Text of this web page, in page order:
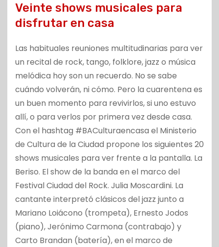
Veinte shows musicales para
disfrutar en casa
Las habituales reuniones multitudinarias para ver
un recital de rock, tango, folklore, jazz o música
melódica hoy son un recuerdo. No se sabe
cuándo volverán, ni cómo. Pero la cuarentena es
un buen momento para revivirlos, si uno estuvo
allí, o para verlos por primera vez desde casa.
Con el hashtag #BACulturaencasa el Ministerio
de Cultura de la Ciudad propone los siguientes 20
shows musicales para ver frente a la pantalla. La
Beriso. El show de la banda en el marco del
Festival Ciudad del Rock. Julia Moscardini. La
cantante interpretó clásicos del jazz junto a
Mariano Loiácono (trompeta), Ernesto Jodos
(piano), Jerónimo Carmona (contrabajo) y
Carto Brandan (batería), en el marco de